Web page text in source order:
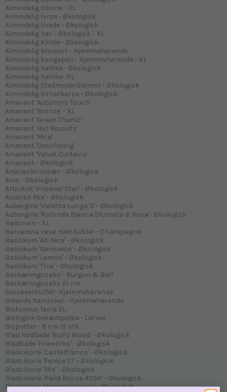
Almindelig cikorie - XL
Almindelig hirse - Økologisk
Almindelig Hvede - Økologisk
Almindelig hør - Økologisk - XL
Almindelig Klinte - Økologisk
Almindelig knopurt - Hjemmehørende
Almindelig kongepen - Hjemmehørende - XL
Almindelig Røllike - Økologisk
Almindelig Røllike- XL
Almindelig Stedmoderblomst - Økologisk
Almindelig Vinterkarse - Økologisk
Amarant 'Autumn's Touch'
Amarant 'Bronze' - XL
Amarant 'Green Thumb'
Amarant 'Hot Biscuits'
Amarant 'Mira'
Amarant 'Oeschberg'
Amarant 'Velvet Curtains'
Amarant - Økologisk
Ananaskirsebær - Økologisk
Anis - Økologisk
Artiskok 'Imperial Star' - Økologisk
Asiatisk Mix' - Økologisk
Aubergine 'Violetta Lunga 3' - Økologisk
Aubergine 'Rotonda Bianca Sfumata di Rosa'- Økologisk
Ballonvin - XL
Barcelona vase med bobler - Champagne
Basilikum 'Ah Nice' - Økologisk
Basilikum 'Genovese' - Økologisk
Basilikum 'Lemon' - Økologisk
Basilikum 'Thai' - Økologisk
Beskæringssaks - Burgon & Ball
Beskæringssaks 21 cm
Bestøverbuffet- Hjemmehørende
Bidende Ranunkel - Hjemmehørende
Biohumus Terra 5L
Biologisk bekæmpelse - Larvex
Biopotter - 8 cm 15 stk
Blad Rødbede 'Bull's Blood' - Økologisk
Bladbede 'Fireworks' - Økologisk
Bladcikorie 'Castelfranco' - Økologisk
Bladcikorie 'Fenice TT' - Økologisk
Bladcikorie 'Mix' - Økologisk
Bladcikorie 'Palla Rossa 4050' - Økologisk
Bladcikorie 'Variegata Lusia' - Økologisk